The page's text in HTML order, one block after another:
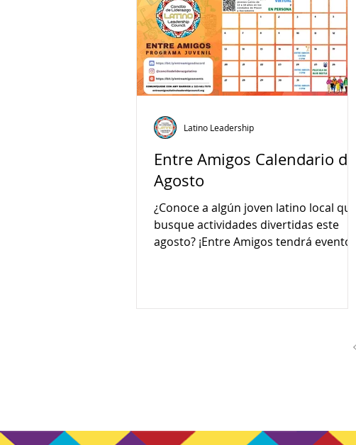
Entre Amigos Calendario de
Agosto
¿Conoce a algún joven latino local que
busque actividades divertidas este
agosto? ¡Entre Amigos tendrá eventos
Latino Leadership